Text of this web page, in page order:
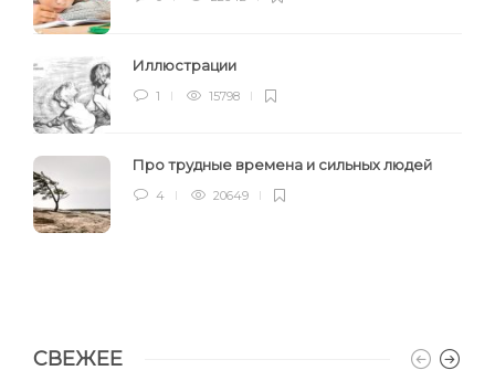
Иллюстрации
1 15798
Про трудные времена и сильных людей
4 20649
СВЕЖЕЕ